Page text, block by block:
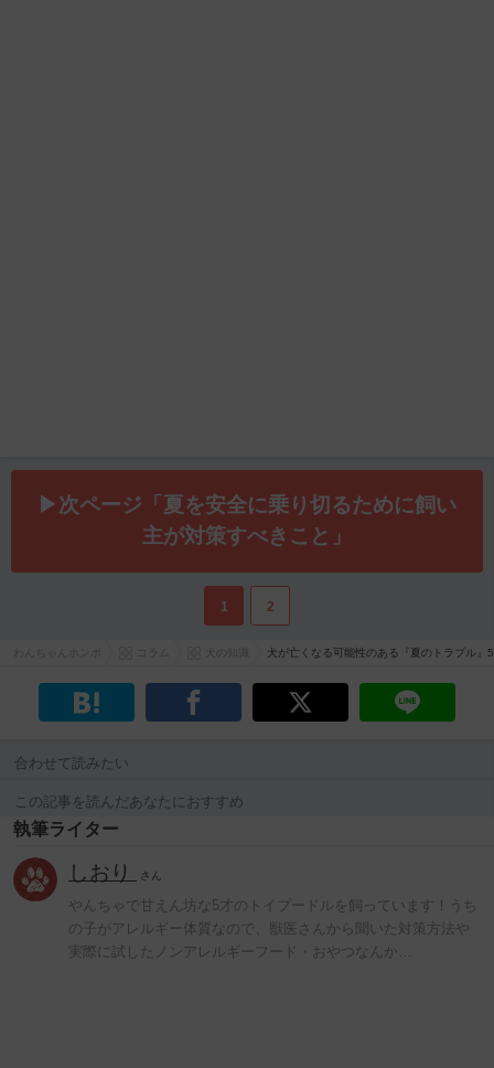
▶次ページ「夏を安全に乗り切るために飼い
主が対策すべきこと」
1 2
犬が亡くなる可能性のある『夏のトラブル
合わせて読みたい
この記事を読んだあなたにおすすめ
執筆ライター
しおり さん
やんちゃで甘えん坊な5才のトイプードルを飼っています！うち
の子がアレルギー体質なので、獣医さんから聞いた対策方法や
実際に試したノンアレルギーフード・おやつなんか…